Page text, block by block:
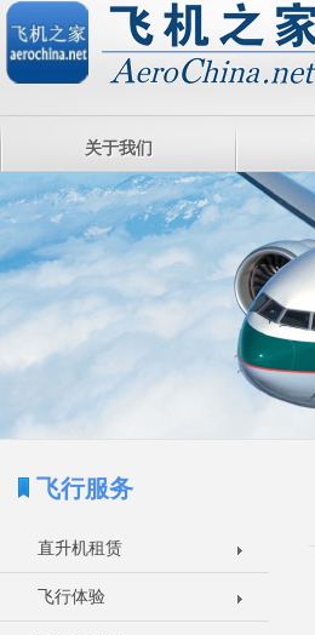
关于我们
飞行服务
直升机租赁
飞行体验